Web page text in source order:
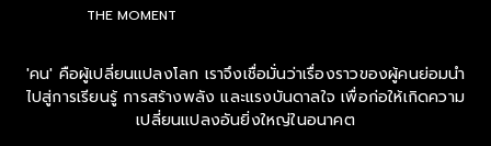
THE NEXT CHAPTER
'คน' คือผู้เปลี่ยนแปลงโลก เราจึงเชื่อมั่นว่าเรื่องราวของผู้คนย่อมนำ
ไปสู่การเรียนรู้ การสร้างพลัง และแรงบันดาลใจ เพื่อก่อให้เกิดความ